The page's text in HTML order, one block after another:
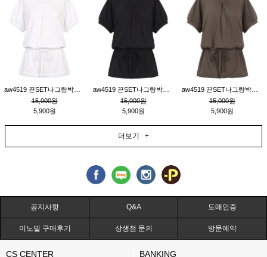
15,000원
5,900원
15,000원
5,900원
15,000원
5,900원
더보기 +
공지사항 Q&A 도매인증
이노빌 구매후기 상생점 문의 방문예약
CS CENTER BANKING